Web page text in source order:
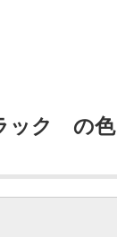
ック の色